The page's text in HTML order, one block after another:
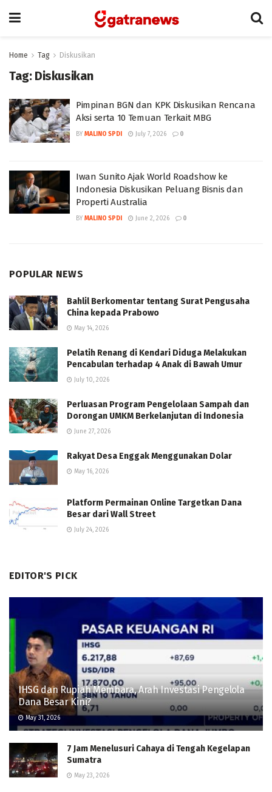
Home Tag Diskusikan
Tag: Diskusikan
Pimpinan BGN dan KPK Diskusikan Rencana
Aksi serta 10 Temuan Terkait MBG
BY MALINO SPDI July 7, 2026 0
Iwan Sunito Ajak World Roadshow ke
Indonesia Diskusikan Peluang Bisnis dan
Properti Australia
BY MALINO SPDI June 2, 2026 0
POPULAR NEWS
Bahlil Berkomentar tentang Surat Pengusaha
China kepada Prabowo
May 14, 2026
Pelatih Renang di Kendari Diduga Melakukan
Pencabulan terhadap 4 Anak di Bawah Umur
July 10, 2026
Perluasan Program Pengelolaan Sampah dan
Dorongan UMKM Berkelanjutan di Indonesia
June 27, 2026
Rakyat Desa Enggak Menggunakan Dolar
May 16, 2026
Platform Permainan Online Targetkan Dana
Besar dari Wall Street
July 24, 2026
EDITOR'S PICK
IHSG dan Rupiah Membara, Arah Investasi Pengelola
Dana Besar Kini?
May 31, 2026
7 Jam Menelusuri Cahaya di Tengah Kegelapan
Sumatra
May 23, 2026